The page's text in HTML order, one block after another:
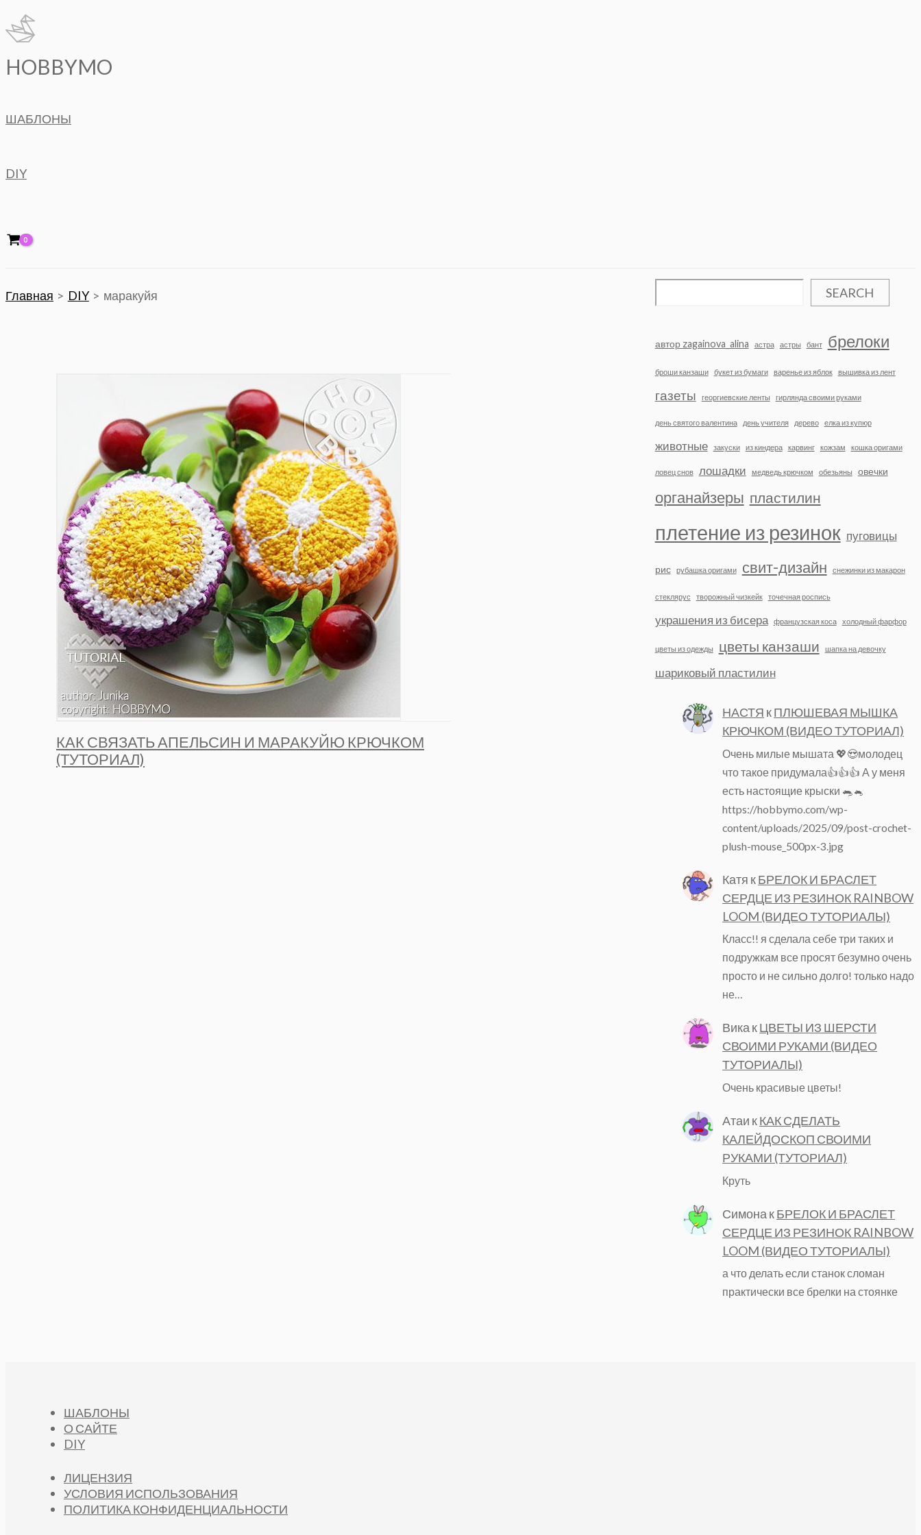
Перейти
к
содержимому
HOBBYMO
ШАБЛОНЫ
DIY
Главная DIY маракуйя
КАК СВЯЗАТЬ АПЕЛЬСИН И МАРАКУЙЮ КРЮЧКОМ
(ТУТОРИАЛ)
SEARCH
автор zagainova_alina астра астры бант брелоки
броши канзаши букет из бумаги варенье из яблок вышивка из лент
газеты георгиевские ленты гирлянда своими руками
день святого валентина день учителя дерево елка из купюр
животные закуски из киндера карвинг кожзам кошка оригами
ловец снов лошадки медведь крючком обезьяны овечки
органайзеры пластилин
плетение из резинок пуговицы
рис рубашка оригами свит-дизайн снежинки из макарон
стеклярус творожный чизкейк точечная роспись
украшения из бисера французская коса холодный фарфор
цветы из одежды цветы канзаши шапка на девочку
шариковый пластилин
НАСТЯ кПЛЮШЕВАЯ МЫШКА
КРЮЧКОМ (ВИДЕО ТУТОРИАЛ)
Очень милые мышата 💖😍молодец
что такое придумала👍👍👍 А у меня
есть настоящие крыски 🐀🐁
https://hobbymo.com/wp-
content/uploads/2025/09/post-crochet-
plush-mouse_500px-3.jpg
Катя кБРЕЛОК И БРАСЛЕТ
СЕРДЦЕ ИЗ РЕЗИНОК RAINBOW
LOOM (ВИДЕО ТУТОРИАЛЫ)
Класс!! я сделала себе три таких и
подружкам все просят безумно очень
просто и не сильно долго! только надо
не…
ВикакЦВЕТЫ ИЗ ШЕРСТИ
СВОИМИ РУКАМИ (ВИДЕО
ТУТОРИАЛЫ)
Очень красивые цветы!
Атаи кКАК СДЕЛАТЬ
КАЛЕЙДОСКОП СВОИМИ
РУКАМИ (ТУТОРИАЛ)
Круть
Симона кБРЕЛОК И БРАСЛЕТ
СЕРДЦЕ ИЗ РЕЗИНОК RAINBOW
LOOM (ВИДЕО ТУТОРИАЛЫ)
а что делать если станок сломан
практически все брелки на стоянке
ШАБЛОНЫ
О САЙТЕ
DIY
ЛИЦЕНЗИЯ
УСЛОВИЯ ИСПОЛЬЗОВАНИЯ
ПОЛИТИКА КОНФИДЕНЦИАЛЬНОСТИ